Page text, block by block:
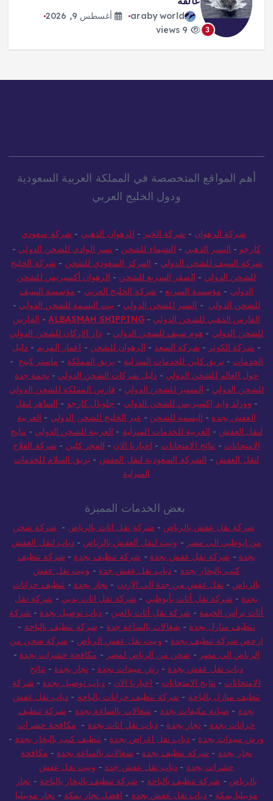
3
araby world
أغسطس 9, 2026
أهم المواقع المتخصصة في المملكة العربية السعودية
ودول الخليج العربي
شركة الرهوان - شركة الخير - الرهوان الذهبي - شركة سعودي
كارجو - النسر الذهبي - الشيماء للشحن - نسر الوادي للشحن الدولي -
شركة السيف للشحن الدولي - المركز السعودي للشحن - شركة الخليج
للشحن الدولي - الصقر السريع للشحن - الرهوان أكسبريس للشحن
الدولي - مؤسسة السريع - شركة الخليج العربي - مؤسسة السيف
للشحن الدولي - النسر للشحن الدولي - بيت البسمة للشحن الدولي -
الفارس الذهبي للشحن الدولي -
ALBASMAH SHIPPING
- الفارس
للشحن الدولي - هوم سيف للشحن الدولي -دار الاركان للشحن الدولي
- شركة الكوثر - شركة السعد - الرهوان للشحن - اعمار المريم - دليل
الخدمات - بريق كلين للخدمات المنزلية - بريق المملكة - ماستر كينج -
حول العالم للشحن الدولي - دليل شركات الشحن الدولي - نجمة جدة
للشحن الدولي - المتميز للشحن الدولي - فارس المملكة للشحن الدولي
- وورلد وايد إكسبريس للشحن الدولي - جلوبال كارجو - الساهر لنقل
العفش بجدة - البسمه للشحن - عبر الخليج للشحن الدولي - العربية
لنقل العفش - العربية للخدمات المنزلية - العربية للشحن الدولي - نتايج
الامتحانات - نتائج الامتحانات - اخبارنا الان - الفجر كلين - شركة الفلاح
لنقل العفش - الشركة السعودية لنقل العفش - بريق السلام للخدمات
المنزلية
بعض الخدمات المميزة
شركة نقل عفش بالرياض - شركة نقل اثاث بالرياض - شركة شحن
من ابوظبي الى مصر - ونيت لنقل العفش بالرياض -دباب لنقل العفش
بجدة - شركة نقل عفش بجدة - شركة تنظيف بجدة - شركة تنظيف
كنب بالبخار بجدة - دباب نقل عفش جدة - ونيت نقل عفش
بالرياض - نقل عفش من جدة الي الاردن - نجار بجدة - تنظيف خزانات
بجدة - شركة نقل أثاث بأبوظبي - شركة نقل اثاث بدبي - شركة نقل
أثاث برأس الخيمة - شركة نقل أثاث بالعين - دباب توصيل بجدة - شركة
تنظيف منازل بجدة - شغالات بالساعة جدة - شركة تنظيف بالباحة -
ارخص شركة تنظيف بجدة - ونيت نقل عفش الرياض - شركة شحن من
الرياض الي مصر - شحن من الرياض لمصر - مكافحة حشرات بجدة -
دباب نقل عفش بجدة - رش مبيدات بجدة - نجار بجدة - نتائج
الامتحانات - نتايج الامتحانات - اخبارنا الان - دباب توصيل بجدة - شركة
تنظيف منازل بالباحة - شركة تنظيف خزانات بالباحة - دباب نقل عفش
بجدة - صيانة مكيفات بجدة - شغالات بالساعة بجدة - شركة تنظيف
خزانات بجدة - نجار بجدة - دباب نقل اثاث بجدة - مكافحة حشرات
ورش مبيدات بجدة -دباب نقل اغراض بجدة -تنظيف كنب بالبخار بجدة -
نجار بجدة - شركة تنظيف بجدة - شغالات بالساعة بجدة - مكافحة
حشرات بجدة - دباب نقل عفش جده - ونيت نقل عفش
بالرياض - شركة تنظيف بالباحة - شركة تنظيف بالبخار بالباحة - نجار
موبيليا بمكة -دباب نقل عفش بجدة - افضل نجار بمكة - نجار موبيليا